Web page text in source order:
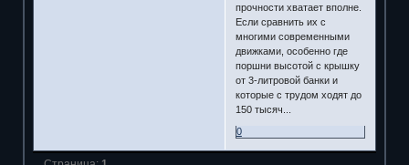
прочности хватает вполне.
Если сравнить их с
многими современными
движками, особенно где
поршни высотой с крышку
от 3-литровой банки и
которые с трудом ходят до
150 тысяч...
0